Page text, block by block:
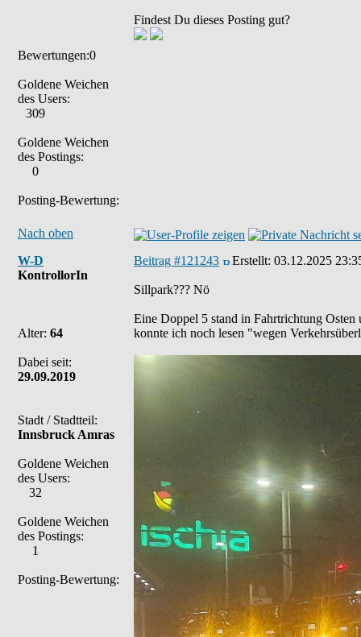
Bewertungen:0
Goldene Weichen
des Users:
309
Goldene Weichen
des Postings:
0
Posting-Bewertung:
Findest Du dieses Posting gut?
Nach oben
W-D
KontrollorIn
Alter: 64
Dabei seit:
29.09.2019
Stadt / Stadtteil:
Innsbruck Amras
Goldene Weichen
des Users:
32
Goldene Weichen
des Postings:
1
Posting-Bewertung:
Beitrag #121243 Erstellt: 03.12.2025
Sillpark??? Nö
Eine Doppel 5 stand in Fahrtrichtung
konnte ich noch lesen "wegen